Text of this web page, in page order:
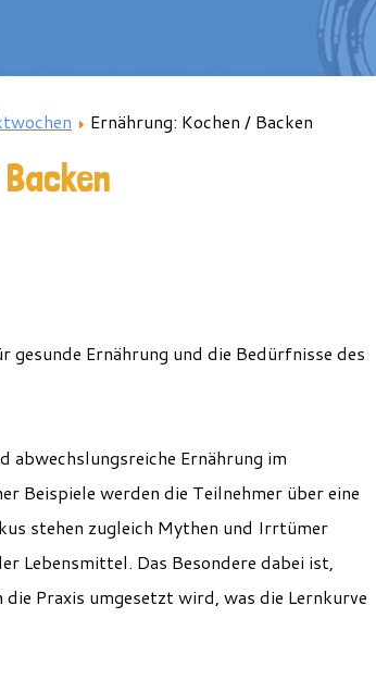
Ernährung: Kochen / Backen
Ernährung und die Bedürfnisse des
abwechslungsreiche Ernährung im
Beispiele werden die Teilnehmer über eine
stehen zugleich Mythen und Irrtümer
Lebensmittel. Das Besondere dabei ist,
Praxis umgesetzt wird, was die Lernkurve